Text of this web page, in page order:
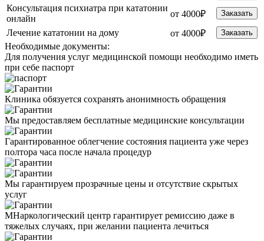
Консультация психиатра при кататонии
онлайн
от 4000₽ Заказать
Лечение кататонии на дому от 4000₽ Заказать
Необходимые документы:
Для получения услуг медицинской помощи необходимо иметь
при себе паспорт
Клиника обязуется сохранять анонимность обращения
Мы предоставляем бесплатные медицинские консультации
Гарантированное облегчение состояния пациента уже через
полтора часа после начала процедур
Мы гарантируем прозрачные цены и отсутствие скрытых
услуг
МНаркологический центр гарантирует ремиссию даже в
тяжелых случаях, при желании пациента лечиться